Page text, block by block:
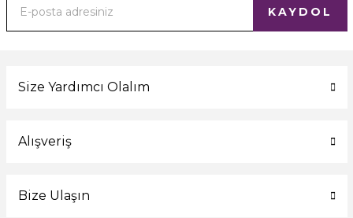
KAYDOL
Size Yardımcı Olalım
Alışveriş
Bize Ulaşın